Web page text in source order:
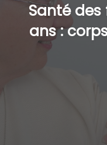
Santé
ans :